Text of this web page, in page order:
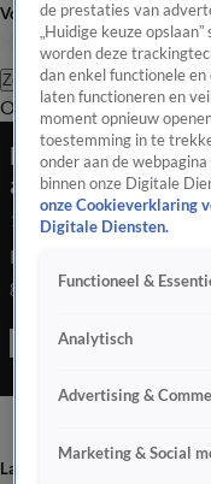
Volg Hart van Nederland
Zoeken
OverzichtRegio
Droogte gaan we
aardappelen en
14 juni 2023, 22:43
Droogte gaan we
groenten duurder
Laatste nieuws
de prestaties van
„Huidige keuze
worden deze
dan enkel functionele
laten functioneren en
moment opnieuw
toestemming in te
onder aan de
binnen onze Digitale
onze Cookieverklaring
Digitale Diensten.
Functioneel &
Analytisch
Advertising &
Marketing & Social